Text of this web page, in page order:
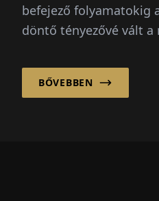
befejező folyamatokig
döntő tényezővé vált
BŐVEBBEN